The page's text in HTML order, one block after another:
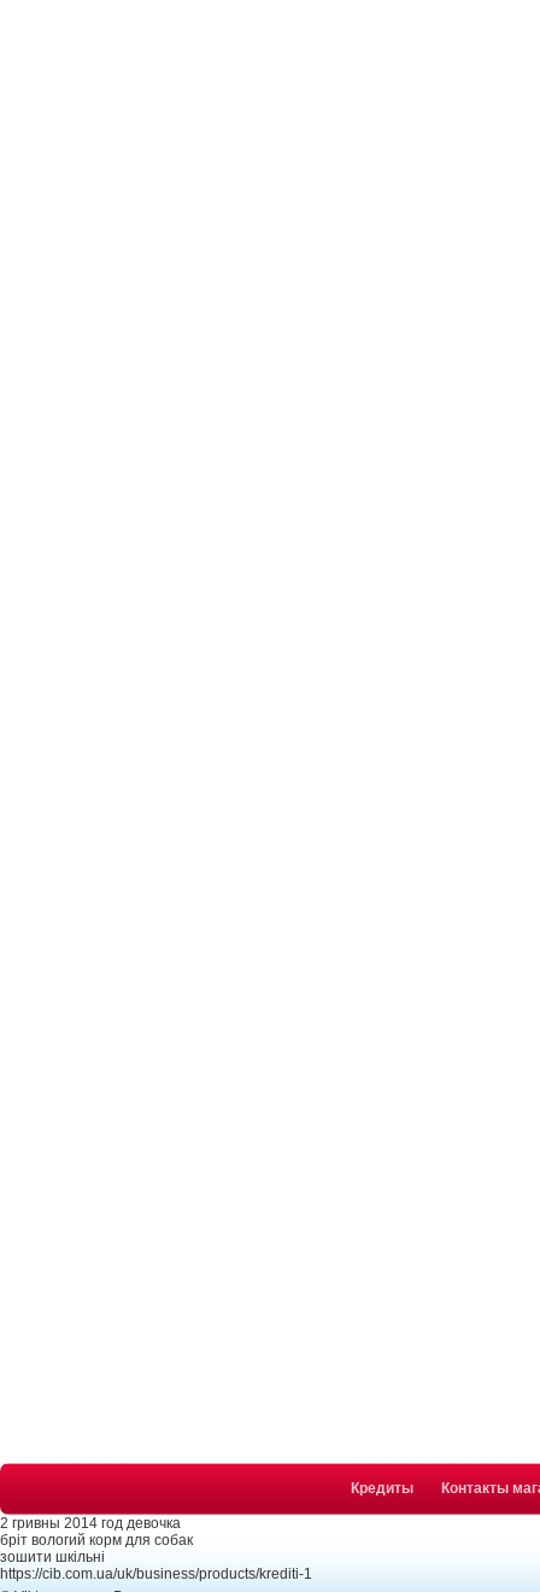
Кредиты Контакты
2 гривны 2014 год девочка
бріт вологий корм для собак
зошити шкільні
https://cib.com.ua/uk/business/products/krediti-1